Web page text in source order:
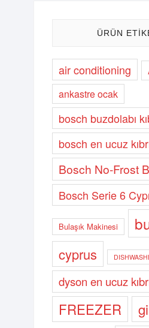
ÜRÜN
air conditioning
ankastre ocak
bosch buzdolabı
bosch en ucuz
Bosch No-Frost
Bosch Serie 6
Bulaşık Makinesi
cyprus
dyson en ucuz
FREEZER